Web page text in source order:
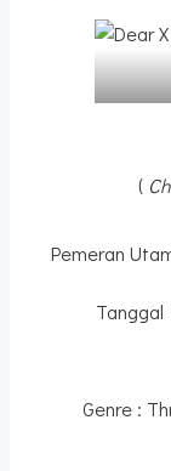
(
Pemeran
Tanggal
Genre :